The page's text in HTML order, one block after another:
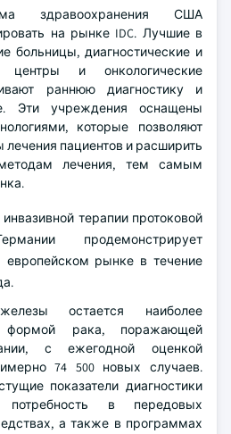
здравоохранения США
на рынке IDC. Лучшие в
больницы, диагностические и
центры и онкологические
раннюю диагностику и
Эти учреждения оснащены
которые позволяют
лечения пациентов и расширить
лечения, тем самым
терапии протоковой
продемонстрирует
европейском рынке в течение
остается наиболее
формой рака, поражающей
с ежегодной оценкой
74 500 новых случаев.
показатели диагностики
потребность в передовых
а также в программах